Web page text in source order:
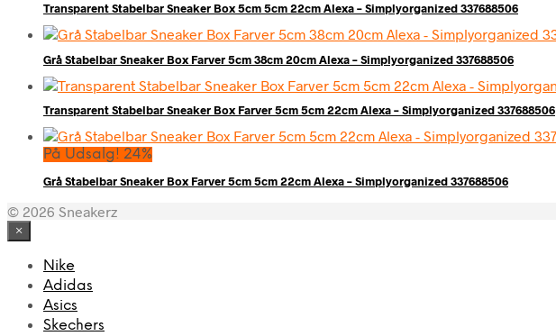
Transparent Stabelbar Sneaker Box 5cm 5cm 22cm Alexa – Simplyorganized 337688506
Grå Stabelbar Sneaker Box Farver 5cm 38cm 20cm Alexa – Simplyorganized 337688506
Transparent Stabelbar Sneaker Box Farver 5cm 5cm 22cm Alexa – Simplyorganized 337688506
På Udsalg! 24%
Grå Stabelbar Sneaker Box Farver 5cm 5cm 22cm Alexa – Simplyorganized 337688506
© 2026 Sneakerz
×
Nike
Adidas
Asics
Skechers